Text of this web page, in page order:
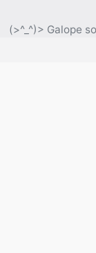
(>^_^)> Galope